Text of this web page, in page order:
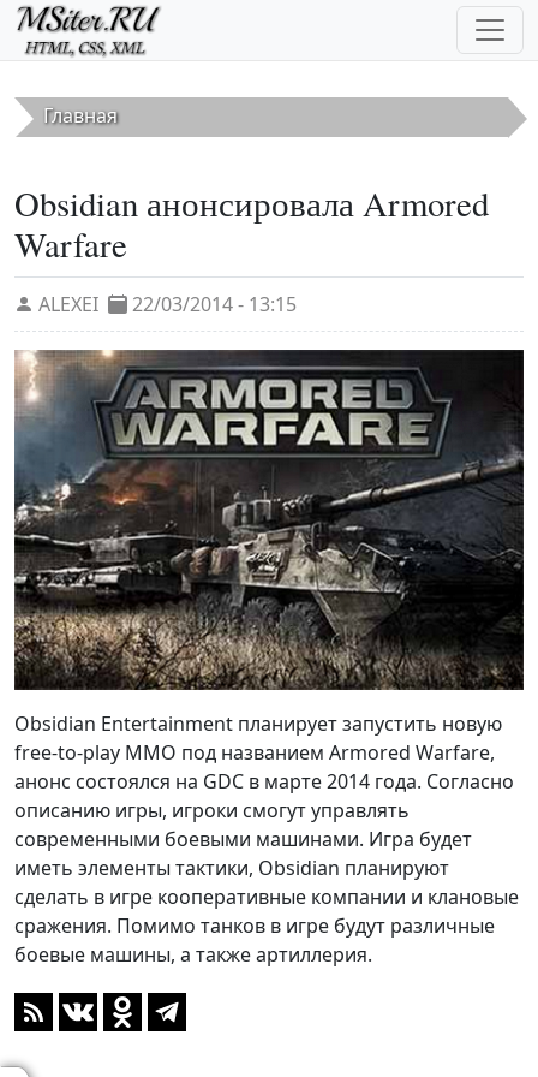
Перейти к основному содержанию
Главная
Obsidian анонсировала Armored
Warfare
ALEXEI 22/03/2014 - 13:15
Obsidian Entertainment планирует запустить новую
free-to-play MMO под названием Armored Warfare,
анонс состоялся на GDC в марте 2014 года. Согласно
описанию игры, игроки смогут управлять
современными боевыми машинами. Игра будет
иметь элементы тактики, Obsidian планируют
сделать в игре кооперативные компании и клановые
сражения. Помимо танков в игре будут различные
боевые машины, а также артиллерия.